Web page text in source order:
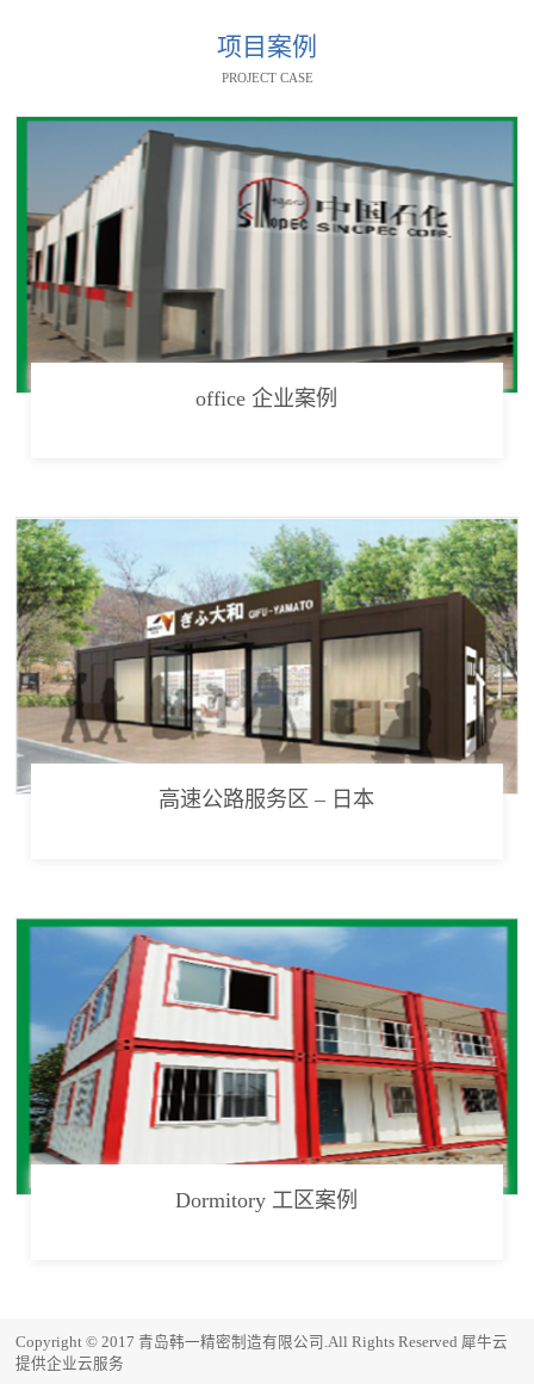
项目案例
PROJECT CASE
office 企业案例
高速公路服务区 – 日本
Dormitory 工区案例
Copyright © 2017 青岛韩一精密制造有限公司.All Rights Reserved 犀牛云
提供企业云服务